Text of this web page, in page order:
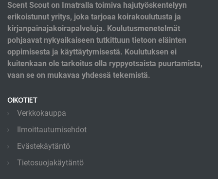
Scent Scout on Imatralla toimiva hajutyöskentelyyn
erikoistunut yritys, joka tarjoaa koirakoulutusta ja
kirjanpainajakoirapalveluja. Koulutusmenetelmät
pohjaavat nykyaikaiseen tutkittuun tietoon eläinten
oppimisesta ja käyttäytymisestä. Koulutuksen ei
kuitenkaan ole tarkoitus olla ryppyotsaista puurtamista,
vaan se on mukavaa yhdessä tekemistä.
OIKOTIET
Verkkokauppa
Ilmoittautumisehdot
Evästekäytäntö
Tietosuojakäytäntö